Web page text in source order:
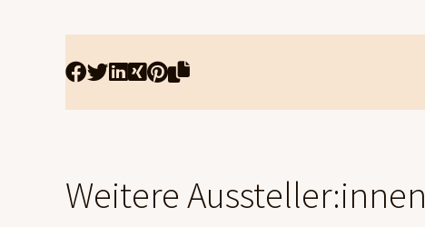
Weitere Aussteller:innen